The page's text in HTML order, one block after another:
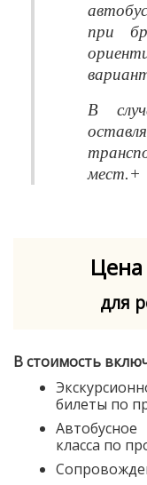
при
В
мест.+
Цена
для
В стоимость
билеты по
класса по